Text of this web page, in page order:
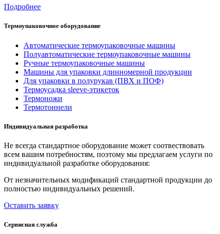
Подробнее
Термоупаковочное оборудование
Автоматические термоупаковочные машины
Полуавтоматические термоупаковочные машины
Ручные термоупаковочные машины
Машины для упаковки длинномерной продукции
Для упаковки в полурукав (ПВХ и ПОФ)
Термоусадка sleeve-этикеток
Термоножи
Термотоннели
Индивидуальная разработка
Не всегда стандартное оборудование может соотвествовать
всем вашим потребностям, поэтому мы предлагаем услуги по
индивидуальной разработке оборудования:
От незначительных модификаций стандартной продукции до
полностью индивидуальных решений.
Оставить заявку
Сервисная служба